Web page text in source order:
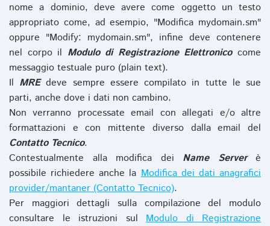
nome a dominio, deve avere come oggetto un testo
appropriato come, ad esempio, "Modifica mydomain.sm"
oppure "Modify: mydomain.sm", infine deve contenere
nel corpo il Modulo di Registrazione Elettronicocome
messaggio testuale puro (plain text).
Il MREdeve sempre essere compilato in tutte le sue
parti, anche dove i dati non cambino.
Non verranno processate email con allegati e/o altre
formattazioni e con mittente diverso dalla email del
Contatto Tecnico.
Contestualmente alla modifica dei Name Serverè
possibile richiedere anche laModifica dei dati anagrafici
provider/mantaner (Contatto Tecnico).
Per maggiori dettagli sulla compilazione del modulo
consultare le istruzioni sul Modulo di Registrazione